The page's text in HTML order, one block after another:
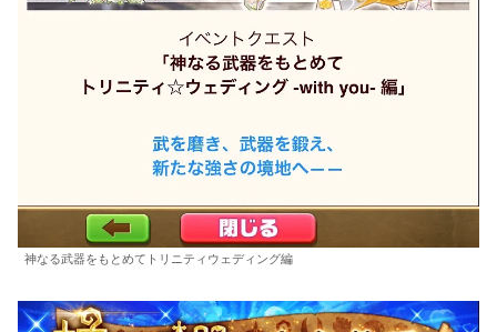
神なる武器をもとめてトリニティウェディング編